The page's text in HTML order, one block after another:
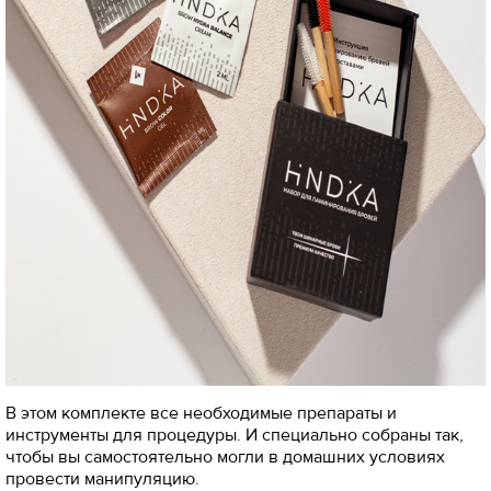
В этом комплекте все необходимые препараты и
инструменты для процедуры. И специально собраны так,
чтобы вы самостоятельно могли в домашних условиях
провести манипуляцию.